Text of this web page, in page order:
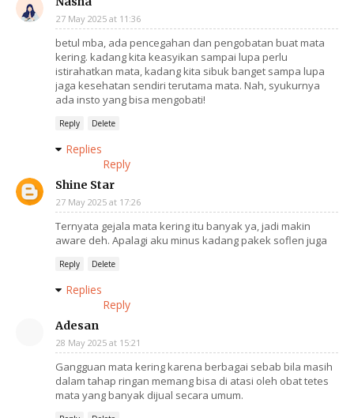
27 May 2025 at 11:36
betul mba, ada pencegahan dan pengobatan buat mata
kering. kadang kita keasyikan sampai lupa perlu
istirahatkan mata, kadang kita sibuk banget sampa lupa
jaga kesehatan sendiri terutama mata. Nah, syukurnya
ada insto yang bisa mengobati!
Reply Delete
Replies
Reply
Shine Star
27 May 2025 at 17:26
Ternyata gejala mata kering itu banyak ya, jadi makin
aware deh. Apalagi aku minus kadang pakek soflen juga
Reply Delete
Replies
Reply
Adesan
28 May 2025 at 15:21
Gangguan mata kering karena berbagai sebab bila masih
dalam tahap ringan memang bisa di atasi oleh obat tetes
mata yang banyak dijual secara umum.